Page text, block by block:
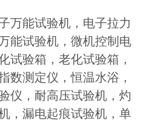
万能试验机，电子拉力
能试验机，微机控制电
试验箱，老化试验箱，
数测定仪，恒温水浴，
仪，耐高压试验机，灼
，漏电起痕试验机，单